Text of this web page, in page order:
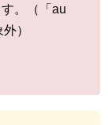
。（「au
）